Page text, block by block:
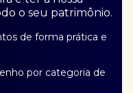
o seu patrimônio.
de forma prática e
por categoria de